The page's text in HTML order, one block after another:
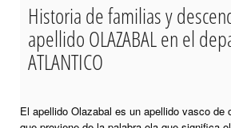
Historia de familias y
apellido OLAZABAL en el
ATLANTICO
El apellido Olazabal es un apellido vasco de